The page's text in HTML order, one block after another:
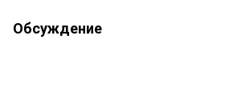
Обсуждение